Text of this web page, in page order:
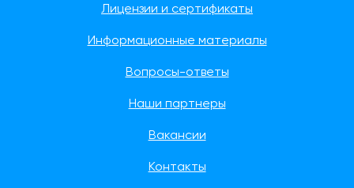
Лицензии и сертификаты
Информационные материалы
Вопросы-ответы
Наши партнеры
Вакансии
Контакты